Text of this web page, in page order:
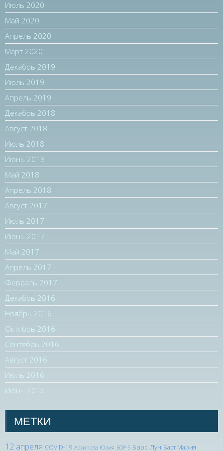
Июль 2020
Май 2020
Апрель 2020
Март 2020
Декабрь 2019
Июль 2019
Апрель 2019
Декабрь 2018
Август 2018
Июль 2018
Июнь 2018
Май 2018
Апрель 2018
Август 2017
Июль 2017
Июнь 2017
Май 2017
Апрель 2017
Февраль 2017
Декабрь 2016
Ноябрь 2016
Октябрь 2016
Сентябрь 2016
Август 2016
Июль 2016
Июнь 2016
МЕТКИ
12 апреля COVID-19 Архипова Юлия БОР-5 Барс Лун Баст Мария